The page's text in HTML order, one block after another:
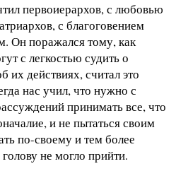
первоиерархов, с любовью
с благоговением
Он поражался тому, как
с легкостью судить о
их действиях, считал это
нас учил, что нужно с
принимать все, что
и не пытаться своим
по-своему и тем более
не могло прийти.